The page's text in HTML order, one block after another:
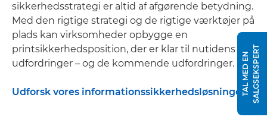
sikkerhedsstrategi er altid af afgørende betydning.
Med den rigtige strategi og de rigtige værktøjer på
plads kan virksomheder opbygge en
printsikkerhedsposition, der er klar til nutidens
udfordringer – og de kommende udfordringer.
Udforsk vores informationssikkerhedsløsninger:
T
A
L
M
E
D
E
N
S
A
L
G
S
E
K
S
P
E
RT